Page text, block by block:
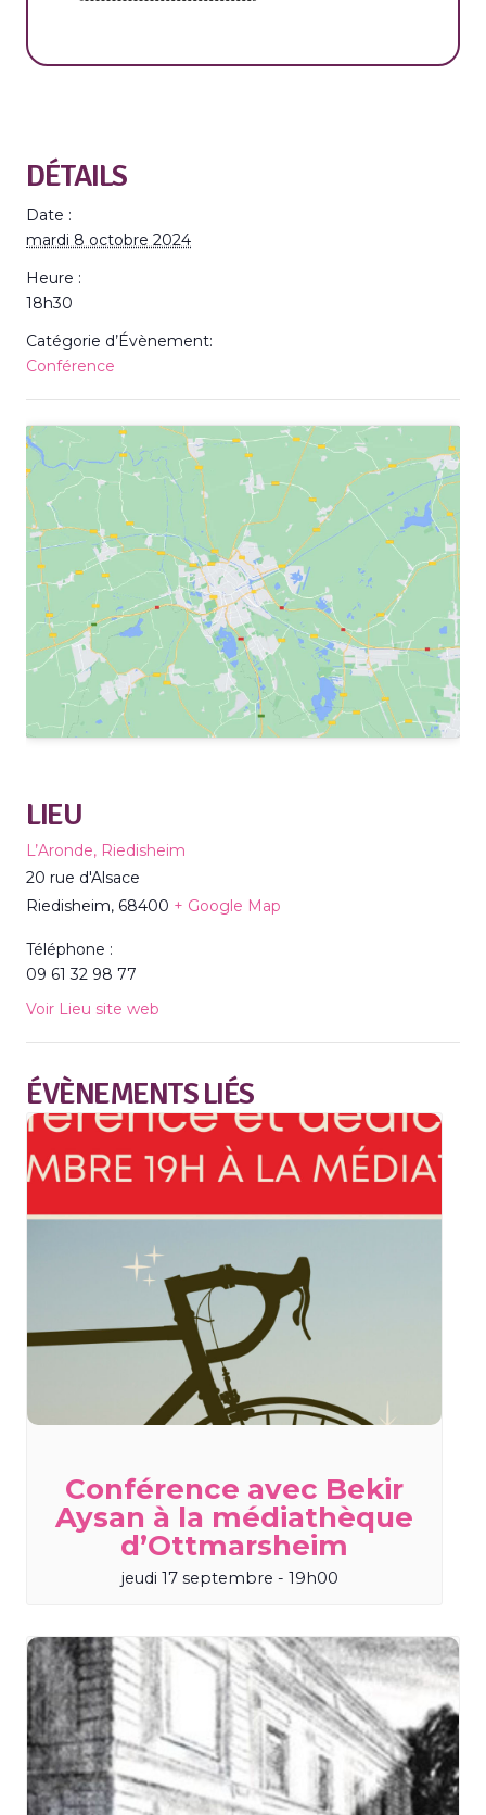
DÉTAILS
Date :
mardi 8 octobre 2024
Heure :
18h30
Catégorie d’Évènement:
Conférence
LIEU
L’Aronde, Riedisheim
20 rue d'Alsace
Riedisheim, 68400 + Google Map
Téléphone :
09 61 32 98 77
Voir Lieu site web
ÉVÈNEMENTS LIÉS
Conférence avec Bekir
Aysan à la médiathèque
d’Ottmarsheim
jeudi 17 septembre - 19h00